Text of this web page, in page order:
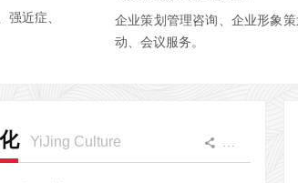
YiJing Culture 끖 更多
近症、
企业策划管理咨询、企业形象
动、会议服务。